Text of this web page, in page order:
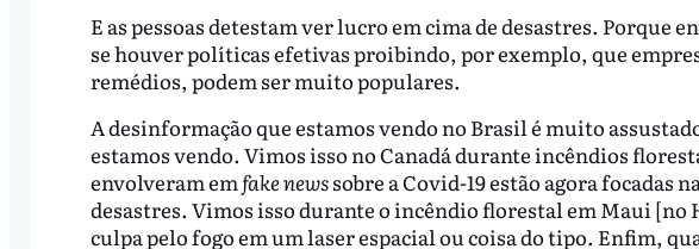
E as pessoas detestam ver lucro em cima de desastres. Porque
se houver políticas efetivas proibindo, por exemplo, que
remédios, podem ser muito populares.
A desinformação que estamos vendo no Brasil é muito
estamos vendo. Vimos isso no Canadá durante incêndios
envolveram emfake newssobre a Covid-19 estão agora focadas
desastres. Vimos isso durante o incêndio florestal em Maui [no
culpa pelo fogo em um laser espacial ou coisa do tipo. Enfim,